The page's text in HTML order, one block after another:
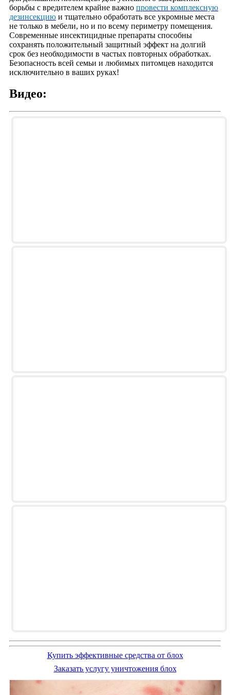
борьбы с вредителем крайне важно провести комплексную
дезинсекцию и тщательно обработать все укромные места
не только в мебели, но и по всему периметру помещения.
Современные инсектицидные препараты способны
сохранять положительный защитный эффект на долгий
срок без необходимости в частых повторных обработках.
Безопасность всей семьи и любимых питомцев находится
исключительно в ваших руках!
Видео:
Купить эффективные средства от блох
Заказать услугу уничтожения блох